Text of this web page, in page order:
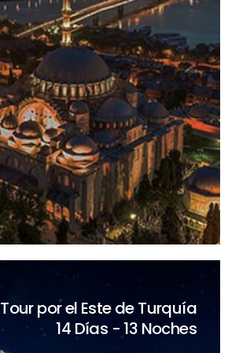
Tour por el Este de Turquía
14 Días - 13 Noches